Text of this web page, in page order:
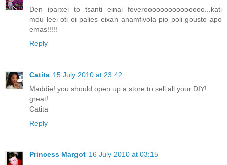
Den iparxei to tsanti einai foverooooooooooooooo...kati
mou leei oti oi palies eixan anamfivola pio poli gousto apo
emas!!!!!
Reply
Catita 15 July 2010 at 23:42
Maddie! you should open up a store to sell all your DIY!
great!
Catita
Reply
Princess Margot 16 July 2010 at 03:15